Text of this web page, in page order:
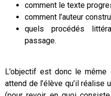
comment le texte
comment l’auteur
quels procédés
passage.
L’objectif est donc le même
attend de l’élève qu’il réalise